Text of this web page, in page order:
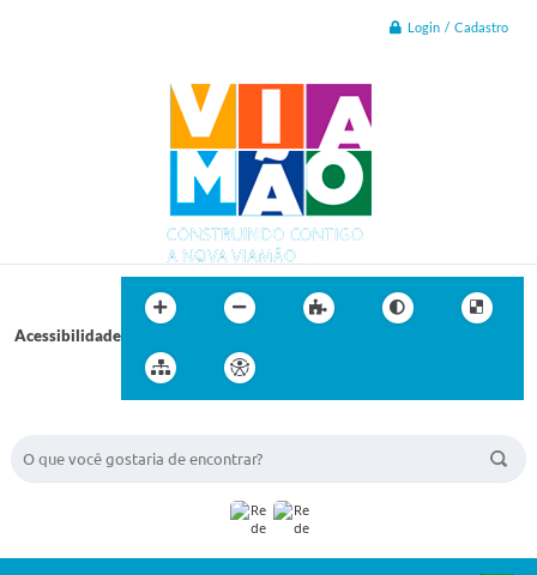
Login / Cadastro
Acessibilidade